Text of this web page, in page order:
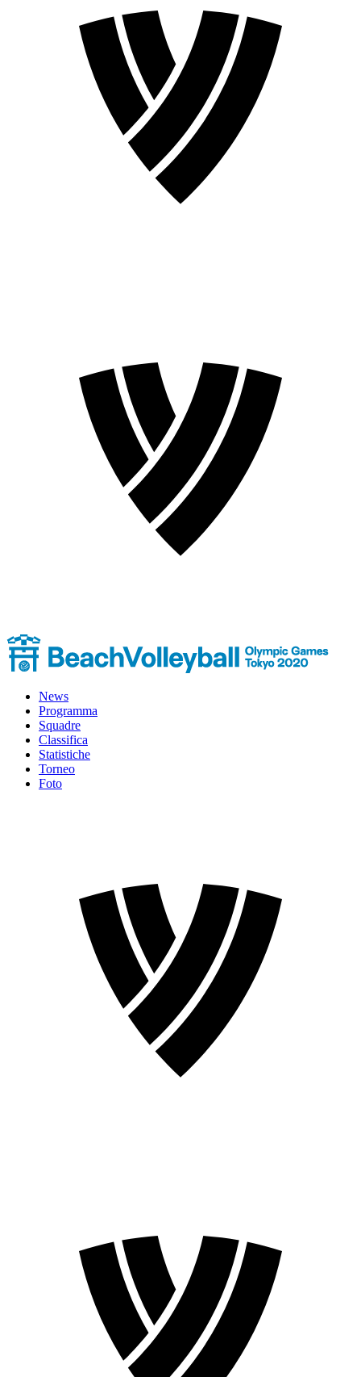
News
Programma
Squadre
Classifica
Statistiche
Torneo
Foto